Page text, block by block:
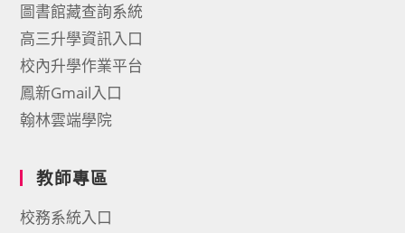
圖書館藏查詢系統
高三升學資訊入口
校內升學作業平台
鳳新Gmail入口
翰林雲端學院
教師專區
校務系統入口